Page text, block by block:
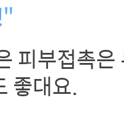
피부접촉
좋대요.